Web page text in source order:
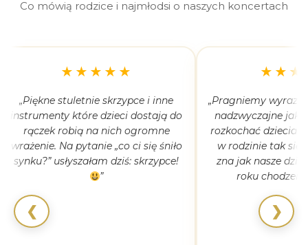
Co mówią rodzice i najmłodsi o naszych koncertach
❮
★★★★★
„Piękne stuletnie skrzypce i inne
instrumenty które dzieci dostają do
rączek robią na nich ogromne
wrażenie. Na pytanie „co ci się śniło
synku?” usłyszałam dziś: skrzypce!
”
„Pragniemy wyrazić
nadzwyczajne jak
rozkochać
w rodzinie tak się
zna jak nasze
roku
❯